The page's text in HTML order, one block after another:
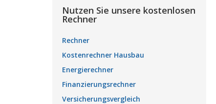
Nutzen Sie unsere kostenlosen
Rechner
Rechner
Kostenrechner Hausbau
Energierechner
Finanzierungsrechner
Versicherungsvergleich